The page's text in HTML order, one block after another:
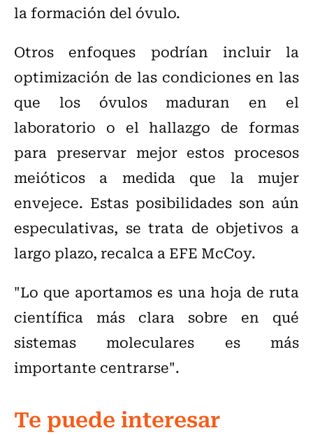
la formación del óvulo.
Otros enfoques podrían incluir la
optimización de las condiciones en las
que los óvulos maduran en el
laboratorio o el hallazgo de formas
para preservar mejor estos procesos
meióticos a medida que la mujer
envejece. Estas posibilidades son aún
especulativas, se trata de objetivos a
largo plazo, recalca a EFE McCoy.
"Lo que aportamos es una hoja de ruta
científica más clara sobre en qué
sistemas moleculares es más
importante centrarse".
Te puede interesar